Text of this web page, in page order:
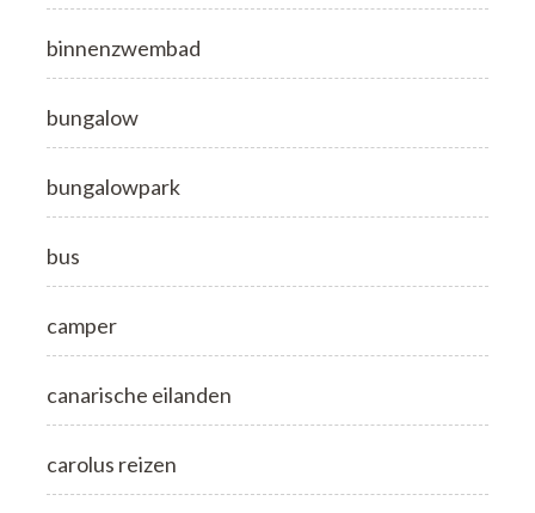
binnenzwembad
bungalow
bungalowpark
bus
camper
canarische eilanden
carolus reizen